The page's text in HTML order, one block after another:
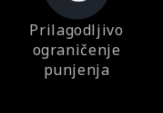
Prilagodljivo
ograničenje
punjenja